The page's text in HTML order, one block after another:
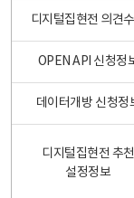
디지털집현전 의견
OPEN API 신청정
데이터개방 신청정
디지털집현전 추천
설정정보